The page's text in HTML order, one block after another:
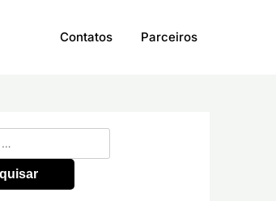
Contatos Parceiros